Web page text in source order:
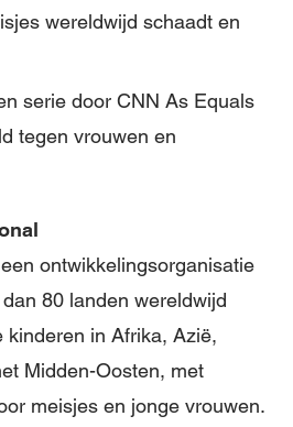
wereldwijd schaadt en
serie door CNN As Equals
tegen vrouwen en
ontwikkelingsorganisatie
80 landen wereldwijd
kinderen in Afrika, Azië,
Midden-Oosten, met
meisjes en jonge vrouwen.